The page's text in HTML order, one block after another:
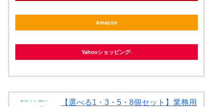
Amazon
Yahooショッピング
【選べる1・3・5・8個セット】業務用